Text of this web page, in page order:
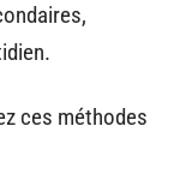
ces méthodes